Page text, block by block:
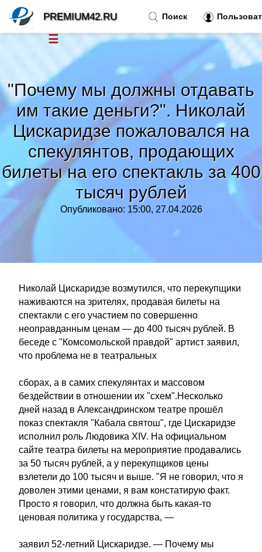
"Почему мы должны отдавать
им такие деньги?". Николай
Цискаридзе пожаловался на
спекулянтов, продающих
билеты на его спектакль за 400
тысяч рублей
Опубликовано: 15:00, 27.04.2026
Николай Цискаридзе возмутился, что перекупщики
наживаются на зрителях, продавая билеты на
спектакли с его участием по совершенно
неоправданным ценам — до 400 тысяч рублей. В
беседе с "Комсомольской правдой" артист заявил,
что проблема не в театральных
сборах, а в самих спекулянтах и массовом
бездействии в отношении их "схем".Несколько
дней назад в Александринском театре прошёл
показ спектакля "Кабала святош", где Цискаридзе
исполнил роль Людовика XIV. На официальном
сайте театра билеты на мероприятие продавались
за 50 тысяч рублей, а у перекупщиков цены
взлетели до 100 тысяч и выше. "Я не говорил, что я
доволен этими ценами, я вам констатирую факт.
Просто я говорил, что должна быть какая-то
ценовая политика у государства, —
заявил 52-летний Цискаридзе. — Почему мы
Поиск
PREMIUM42.RU
☰
Тренды новостей»
Рубрики»
Правила
Контакт »